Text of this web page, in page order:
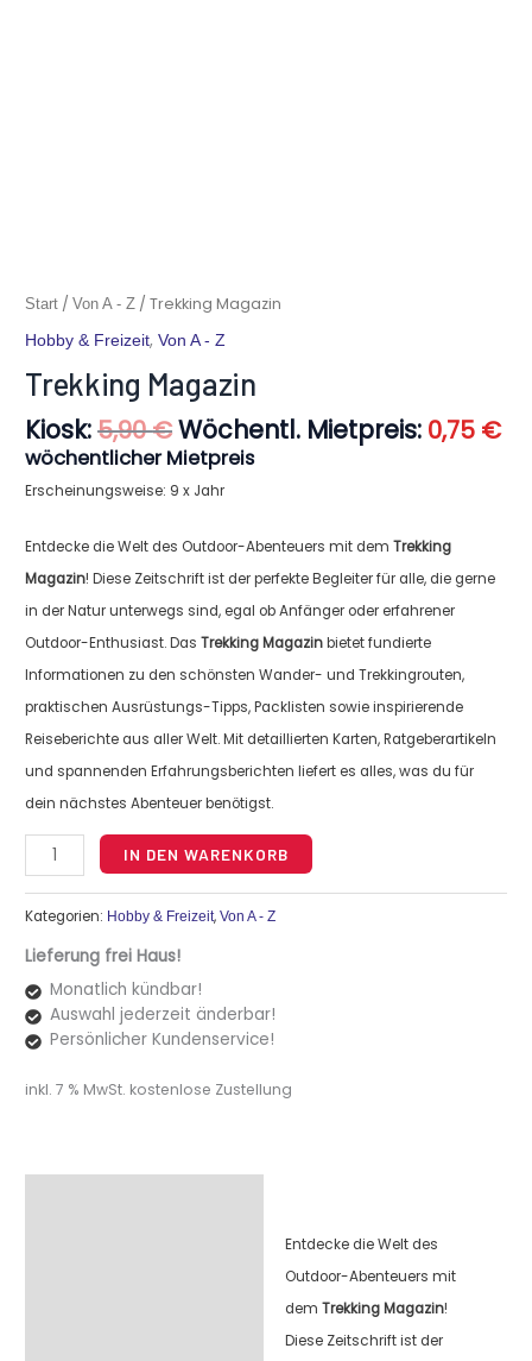
Start /Von A - Z / Trekking Magazin
Hobby & Freizeit,Von A - Z
Trekking Magazin
Kiosk:5,90€
Ursprünglicher
Preis
war:
5,90 €
Wöchentl. Mietpreis: 0,75 €
wöchentlicher Mietpreis
Erscheinungsweise: 9 x Jahr
Entdecke die Welt des Outdoor-Abenteuers mit demTrekking
Magazin! Diese Zeitschrift ist der perfekte Begleiter für alle, die gerne
in der Natur unterwegs sind, egal ob Anfänger oder erfahrener
Outdoor-Enthusiast. DasTrekking Magazinbietet fundierte
Informationen zu den schönsten Wander- und Trekkingrouten,
praktischen Ausrüstungs-Tipps, Packlisten sowie inspirierende
Reiseberichte aus aller Welt. Mit detaillierten Karten, Ratgeberartikeln
und spannenden Erfahrungsberichten liefert es alles, was du für
dein nächstes Abenteuer benötigst.
Trekking
Menge
IN DEN WARENKORB
Kategorien: Hobby & Freizeit,Von A - Z
Lieferung frei Haus!
Monatlich kündbar!
Auswahl jederzeit änderbar!
Persönlicher Kundenservice!
inkl. 7 % MwSt. kostenlose Zustellung
Entdecke die Welt des
Outdoor-Abenteuers mit
dem Trekking Magazin!
Diese Zeitschrift ist der